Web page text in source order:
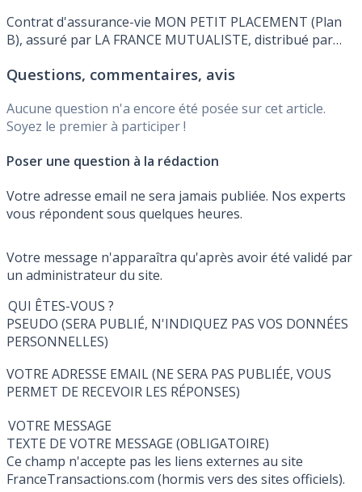
Contrat d'assurance-vie MON PETIT PLACEMENT (Plan
B), assuré par LA FRANCE MUTUALISTE, distribué par
euros en 2025 de 3.500% (Soit 2.898% NET des
Questions, commentaires, avis
Aucune question n'a encore été posée sur cet article.
Soyez le premier à participer !
Poser une question à la rédaction
Votre adresse email ne sera jamais publiée. Nos experts
vous répondent sous quelques heures.
Votre message n'apparaîtra qu'après avoir été validé par
un administrateur du site.
QUI ÊTES-VOUS ?
PSEUDO (SERA PUBLIÉ, N'INDIQUEZ PAS VOS DONNÉES
PERSONNELLES)
VOTRE ADRESSE EMAIL (NE SERA PAS PUBLIÉE, VOUS
PERMET DE RECEVOIR LES RÉPONSES)
VOTRE MESSAGE
TEXTE DE VOTRE MESSAGE (OBLIGATOIRE)
Ce champ n'accepte pas les liens externes au site
FranceTransactions.com (hormis vers des sites officiels).